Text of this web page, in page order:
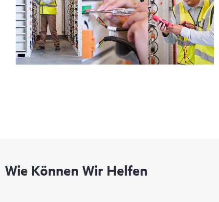
Wie Können Wir Helfen